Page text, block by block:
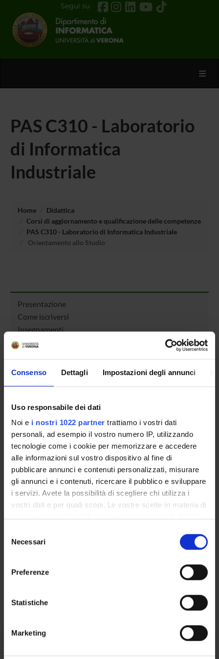
Consenso Dettagli Impostazioni degli annunci
Uso responsabile dei dati
Noi e i nostri 1022 partner trattiamo i vostri dati
personali, ad esempio il vostro numero IP, utilizzando
tecnologie come i cookie per memorizzare e accedere
alle informazioni sul vostro dispositivo al fine di
pubblicare annunci e contenuti personalizzati, misurare
gli annunci e i contenuti, ricercare il pubblico e sviluppare
i servizi. Avete la possibilità di scegliere chi utilizza i
vostri dati e per quali scopi. Le vostre scelte in materia di
modificare o revocare il proprio consenso in qualsiasi
momento dalla Dichiarazione sui cookie o facendo clic
raccogliere informazioni sulla tua posizione
geografica, con un'approssimazione di qualche
Identificare il tuo dispositivo, scansionandolo
delNecessari
Preferenze
Statistiche
Marketing
Segui su
PAS C310 - Laboratorio
di Informatica
Industriale
Home
Didattica
Corsi di aggiornamento e qualificazione delle competenze
PAS C310 - Laboratorio di Informatica Industriale
Orientamento allo Studio
Presentazione
Come iscriversi
Insegnamenti
Calendario didattico
Piani didattici
Proposte tesi e stage
Organi collegiali e di governo
Docenti
OFFERTA FORMATIVA
CORSI DI STUDIO
DOTTORATI, MASTER E FORMAZIONE SUPERIORE
Persone
Calendario
Condividi